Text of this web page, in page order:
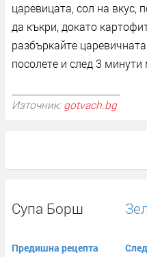
царевицата, сол на вкус,
да къкри, докато
разбъркайте
посолете и след 3 минути
Източник: gotvach.bg
Супа Борш
Предишна рецепта